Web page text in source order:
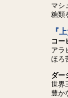
マシ
糖類
『
コー
アラ
ほろ
ダー
世界
豊か